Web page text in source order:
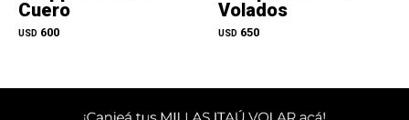
Cuero
USD 600
Volados
USD 650